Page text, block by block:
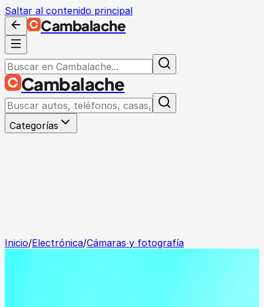
Saltar al contenido principal
Cambalache
Cambalache
Categorías
Inicio/Electrónica/Cámaras y fotografía